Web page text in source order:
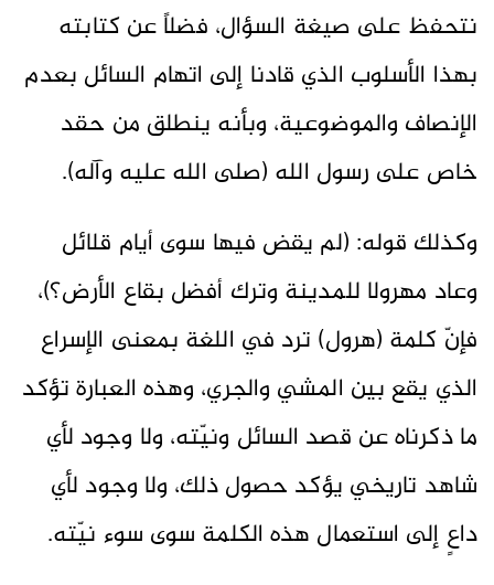
نتحفظ على صيغة السؤال، فضلاً عن كتابته
بهذا الأسلوب الذي قادنا إلى اتهام السائل بعدم
الإنصاف والموضوعية، وبأنه ينطلق من حقد
خاص على رسول الله (صلى الله عليه وآله).
وكذلك قوله: (لم يقض فيها سوى أيام قلائل
وعاد مهرولا للمدينة وترك أفضل بقاع الأرض؟)،
فإنّ كلمة (هرول) ترد في اللغة بمعنى الإسراع
الذي يقع بين المشي والجري، وهذه العبارة تؤكد
ما ذكرناه عن قصد السائل ونيّته، ولا وجود لأي
شاهد تاريخي يؤكد حصول ذلك، ولا وجود لأي
داعٍ إلى استعمال هذه الكلمة سوى سوء نيّته.